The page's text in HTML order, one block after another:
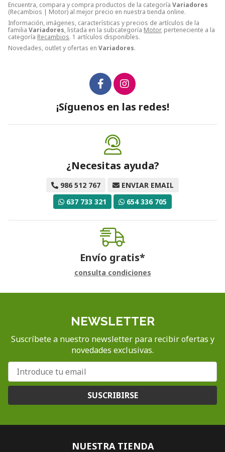
Encuentra, compara y compra productos de la categoría Variadores
(Recambios | Motor) al mejor precio en nuestra tienda online.
Información, imágenes, características y precios de artículos de la
familia Variadores, listada en la subcategoría Motor, perteneciente a la
categoría Recambios. 1 artículos disponibles.
Novedades, outlet y ofertas en Variadores.
¡Síguenos en las redes!
¿Necesitas ayuda?
986 512 767
ENVIAR EMAIL
637 733 321
654 336 705
Envío gratis*
consulta condiciones
NEWSLETTER
Suscríbete a nuestro newsletter para recibir ofertas y
novedades exclusivas.
SUSCRIBIRSE
NUESTRA TIENDA